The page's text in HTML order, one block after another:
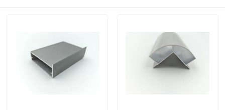
Perfis de alumínio de extrusão